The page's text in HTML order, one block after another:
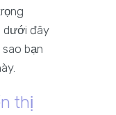
dưới đây
bạn
thị